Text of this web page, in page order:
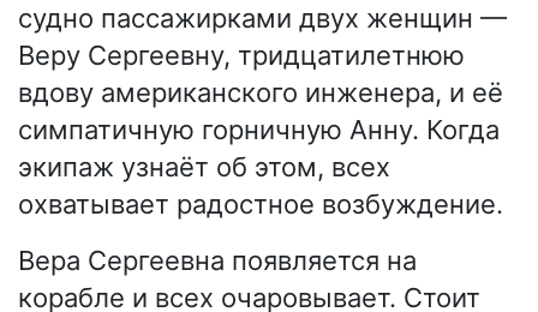
судно пассажирками двух женщин —
Веру Сергеевну, тридцатилетнюю
вдову американского инженера, и её
симпатичную горничную Анну. Когда
экипаж узнаёт об этом, всех
охватывает радостное возбуждение.
Вера Сергеевна появляется на
корабле и всех очаровывает. Стоит